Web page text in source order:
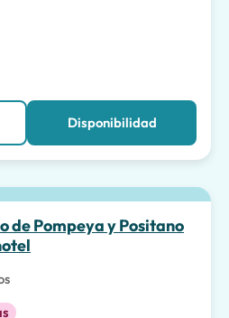
Disponibilidad
de Pompeya y Positano